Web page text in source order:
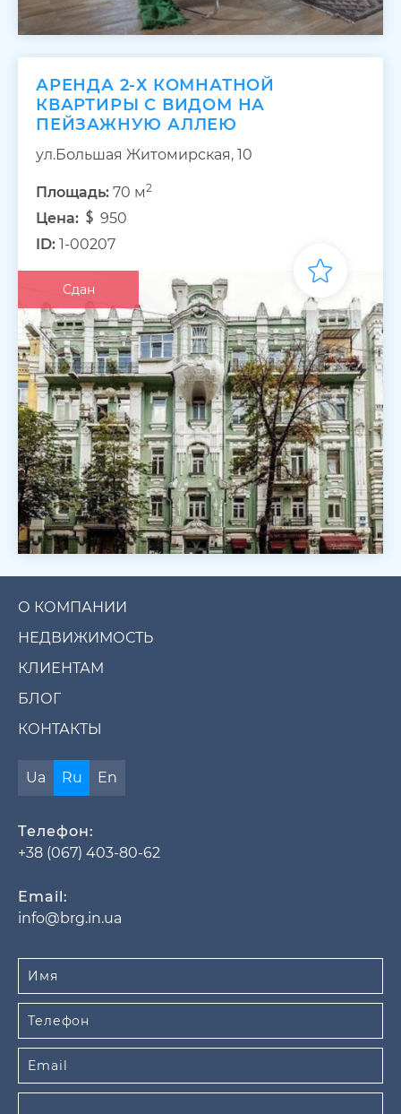
АРЕНДА 2-Х КОМНАТНОЙ
КВАРТИРЫ С ВИДОМ НА
ПЕЙЗАЖНУЮ АЛЛЕЮ
ул.Большая Житомирская, 10
Площадь: 70 м2
Цена:
950
ID: 1-00207
Сдан
О КОМПАНИИ
НЕДВИЖИМОСТЬ
КЛИЕНТАМ
БЛОГ
КОНТАКТЫ
Ua Ru En
Телефон:
+38 (067) 403-80-62
Email:
info@brg.in.ua